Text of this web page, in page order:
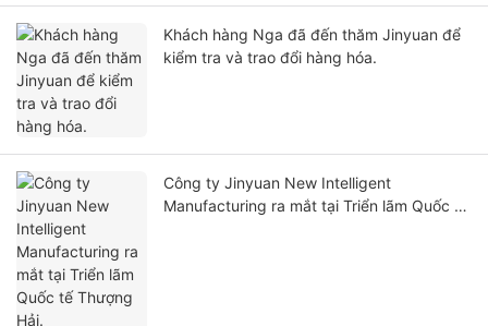
Khách hàng Nga đã đến thăm Jinyuan để
kiểm tra và trao đổi hàng hóa.
Công ty Jinyuan New Intelligent
Manufacturing ra mắt tại Triển lãm Quốc tế